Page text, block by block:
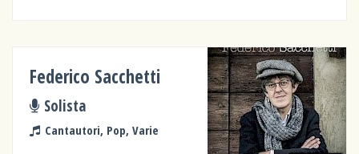
Federico Sacchetti
Solista
Cantautori, Pop, Varie